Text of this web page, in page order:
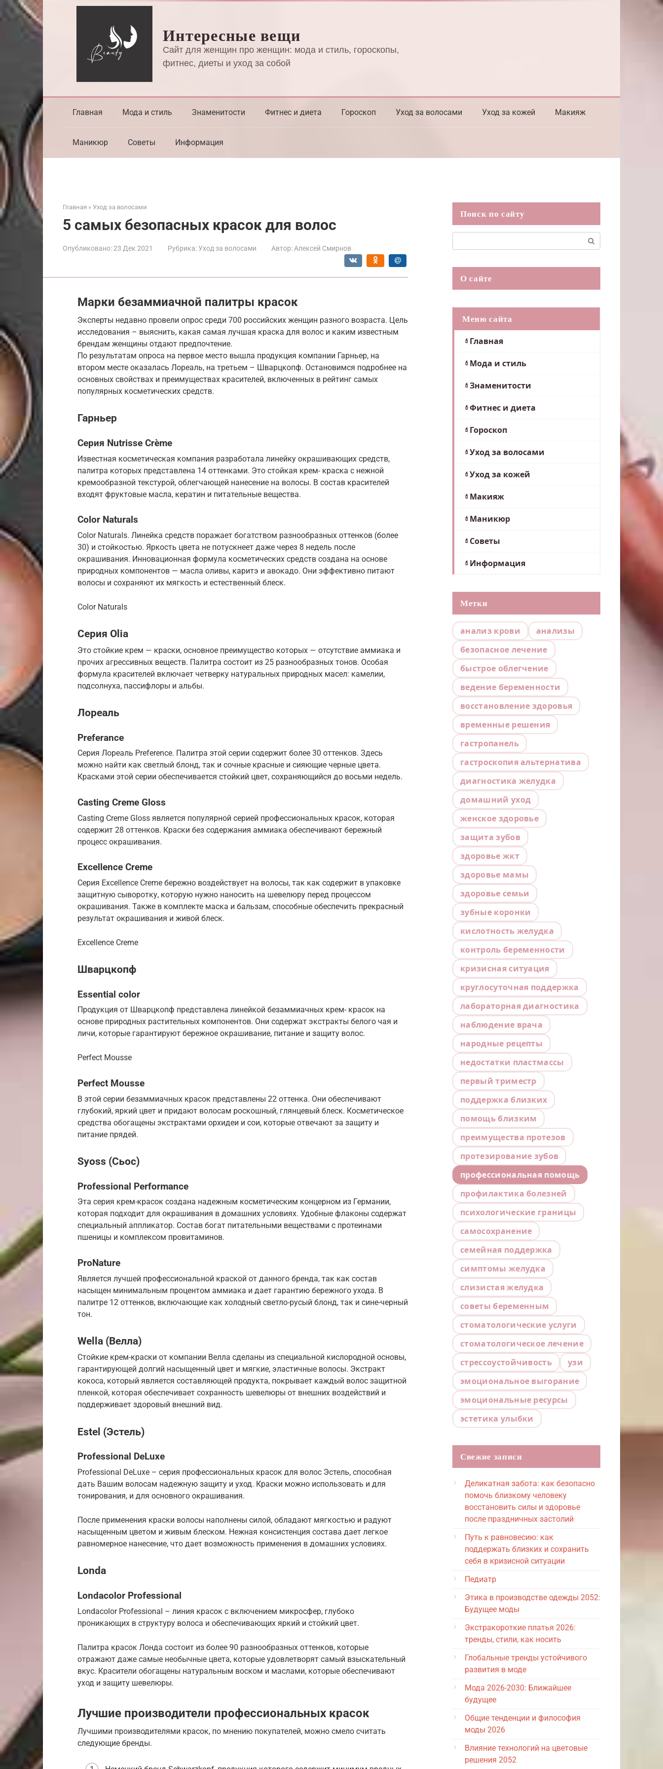
Перейти
к
контенту
Интересные вещи
Сайт для женщин про женщин: мода и стиль, гороскопы,
фитнес, диеты и уход за собой
Главная Мода и стиль Знаменитости Фитнес и диета Гороскоп Уход за волосами Уход за кожей Макияж
Маникюр Советы Информация
Главная » Уход за волосами
5 самых безопасных красок для волос
Опубликовано:23 Дек 2021 Рубрика:Уход за волосами Автор: Алексей Смирнов
Марки безаммиачной палитры красок
Эксперты недавно провели опрос среди 700 российских женщин разного возраста. Цель
исследования – выяснить, какая самая лучшая краска для волос и каким известным
брендам женщины отдают предпочтение.
По результатам опроса на первое место вышла продукция компании Гарньер, на
втором месте оказалась Лореаль, на третьем – Шварцкопф. Остановимся подробнее на
основных свойствах и преимуществах красителей, включенных в рейтинг самых
популярных косметических средств.
Гарньер
Серия Nutrisse Crème
Известная косметическая компания разработала линейку окрашивающих средств,
палитра которых представлена 14 оттенками. Это стойкая крем- краска с нежной
кремообразной текстурой, облегчающей нанесение на волосы. В состав красителей
входят фруктовые масла, кератин и питательные вещества.
Color Naturals
Color Naturals. Линейка средств поражает богатством разнообразных оттенков (более
30) и стойкостью. Яркость цвета не потускнеет даже через 8 недель после
окрашивания. Инновационная формула косметических средств создана на основе
природных компонентов — масла оливы, каритэ и авокадо. Они эффективно питают
волосы и сохраняют их мягкость и естественный блеск.
Color Naturals
Серия Olia
Это стойкие крем — краски, основное преимущество которых — отсутствие аммиака и
прочих агрессивных веществ. Палитра состоит из 25 разнообразных тонов. Особая
формула красителей включает четверку натуральных природных масел: камелии,
подсолнуха, пассифлоры и альбы.
Лореаль
Preferance
Серия Лореаль Preference. Палитра этой серии содержит более 30 оттенков. Здесь
можно найти как светлый блонд, так и сочные красные и сияющие черные цвета.
Красками этой серии обеспечивается стойкий цвет, сохраняющийся до восьми недель.
Casting Creme Gloss
Casting Creme Gloss является популярной серией профессиональных красок, которая
содержит 28 оттенков. Краски без содержания аммиака обеспечивают бережный
процесс окрашивания.
Excellence Creme
Серия Excellence Creme бережно воздействует на волосы, так как содержит в упаковке
защитную сыворотку, которую нужно наносить на шевелюру перед процессом
окрашивания. Также в комплекте маска и бальзам, способные обеспечить прекрасный
результат окрашивания и живой блеск.
Excellence Creme
Шварцкопф
Essential color
Продукция от Шварцкопф представлена линейкой безаммиачных крем- красок на
основе природных растительных компонентов. Они содержат экстракты белого чая и
личи, которые гарантируют бережное окрашивание, питание и защиту волос.
Perfect Mousse
Perfect Mousse
В этой серии безаммиачных красок представлены 22 оттенка. Они обеспечивают
глубокий, яркий цвет и придают волосам роскошный, глянцевый блеск. Косметическое
средства обогащены экстрактами орхидеи и сои, которые отвечают за защиту и
питание прядей.
Syoss (Сьос)
Professional Performance
Эта серия крем-красок создана надежным косметическим концерном из Германии,
которая подходит для окрашивания в домашних условиях. Удобные флаконы содержат
специальный аппликатор. Состав богат питательными веществами с протеинами
пшеницы и комплексом провитаминов.
ProNature
Является лучшей профессиональной краской от данного бренда, так как состав
насыщен минимальным процентом аммиака и дает гарантию бережного ухода. В
палитре 12 оттенков, включающие как холодный светло-русый блонд, так и сине-черный
тон.
Wella (Велла)
Стойкие крем-краски от компании Велла сделаны из специальной кислородной основы,
гарантирующей долгий насыщенный цвет и мягкие, эластичные волосы. Экстракт
кокоса, который является составляющей продукта, покрывает каждый волос защитной
пленкой, которая обеспечивает сохранность шевелюры от внешних воздействий и
поддерживает здоровый внешний вид.
Estel (Эстель)
Professional DeLuxe
Professional DeLuxe – серия профессиональных красок для волос Эстель, способная
дать Вашим волосам надежную защиту и уход. Краски можно использовать и для
тонирования, и для основного окрашивания.
После применения краски волосы наполнены силой, обладают мягкостью и радуют
насыщенным цветом и живым блеском. Нежная консистенция состава дает легкое
равномерное нанесение, что дает возможность применения в домашних условиях.
Londa
Londacolor Professional
Londacolor Professional – линия красок с включением микросфер, глубоко
проникающих в структуру волоса и обеспечивающих яркий и стойкий цвет.
Палитра красок Лонда состоит из более 90 разнообразных оттенков, которые
отражают даже самые необычные цвета, которые удовлетворят самый взыскательный
вкус. Красители обогащены натуральным воском и маслами, которые обеспечивают
уход и защиту шевелюры.
Лучшие производители профессиональных красок
Лучшими производителями красок, по мнению покупателей, можно смело считать
следующие бренды.
Поиск по сайту
О сайте
Меню сайта
Главная
Мода и стиль
Знаменитости
Фитнес и диета
Гороскоп
Уход за волосами
Уход за кожей
Макияж
Маникюр
Советы
Информация
Метки
анализ крови
анализы
безопасное лечение
быстрое облегчение
ведение беременности
восстановление здоровья
временные решения
гастропанель
гастроскопия альтернатива
диагностика желудка
домашний уход
женское здоровье
защита зубов
здоровье жкт
здоровье мамы
здоровье семьи
зубные коронки
кислотность желудка
контроль беременности
кризисная ситуация
круглосуточная поддержка
лабораторная диагностика
наблюдение врача
народные рецепты
недостатки пластмассы
первый триместр
поддержка близких
помощь близким
преимущества протезов
протезирование зубов
профессиональная помощь
профилактика болезней
психологические границы
самосохранение
семейная поддержка
симптомы желудка
слизистая желудка
советы беременным
стоматологические услуги
стоматологическое лечение
стрессоустойчивость
узи
эмоциональное выгорание
эмоциональные ресурсы
эстетика улыбки
Свежие записи
Деликатная забота: как безопасно
помочь близкому человеку
восстановить силы и здоровье
после праздничных застолий
Путь к равновесию: как
поддержать близких и сохранить
себя в кризисной ситуации
Педиатр
Этика в производстве одежды 2052:
Будущее моды
Экстракороткие платья 2026:
тренды, стили, как носить
Глобальные тренды устойчивого
развития в моде
Мода 2026-2030: Ближайшее
будущее
Общие тенденции и философия
моды 2026
Влияние технологий на цветовые
решения 2052